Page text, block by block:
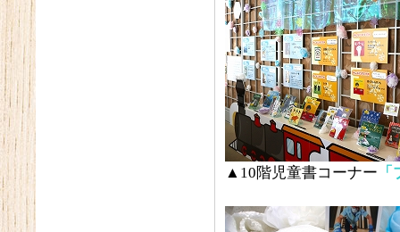
▲10階児童書コーナー